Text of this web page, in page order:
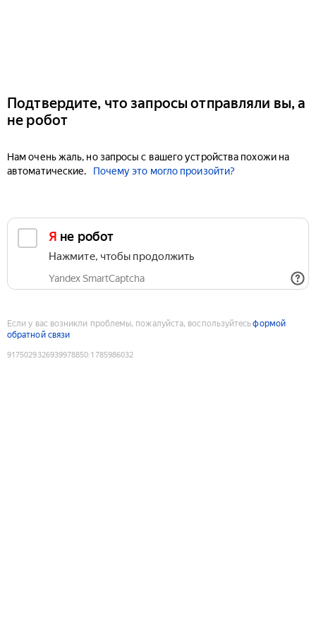
Подтвердите, что запросы отправляли вы, а
не робот
Нам очень жаль, но запросы с вашего устройства похожи на
автоматические.
Почему это могло произойти?
Я не робот
Нажмите, чтобы продолжить
Yandex SmartCaptcha
Если у вас возникли проблемы, пожалуйста, воспользуйтесьформой
обратной связи
9175029326939978850:1785986032